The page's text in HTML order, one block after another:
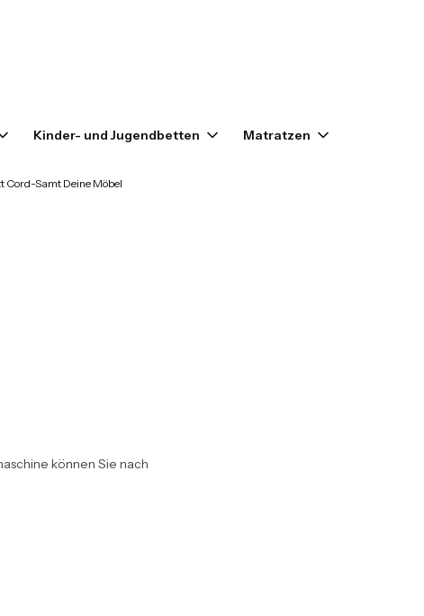
0. Details anzeigen
Kinder- und Jugendbetten Matratzen
Cord-Samt Deine Möbel
können Sie nach